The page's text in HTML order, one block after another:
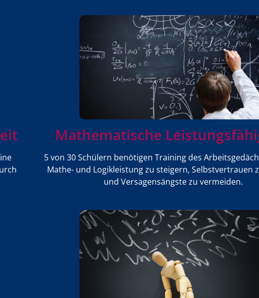
Mathematische
5 von 30 Schülern benötigen Training des
Mathe- und Logikleistung zu steigern, Selbstvertrauen
und Versagensängste zu vermeiden.